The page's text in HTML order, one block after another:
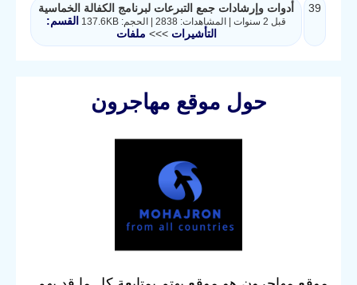
39 أدوات وإرشادات جمع التبرعات لبرنامج الكفالة الخماسية
قبل 2 سنوات | المشاهدات: 2838 | الحجم: 137.6KB
القسم:
التأشيرات>>> ملفات
حول موقع مهاجرون